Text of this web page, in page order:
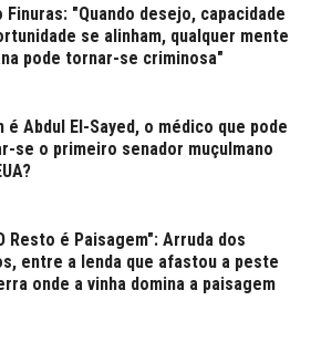
Finuras: "Quando desejo, capacidade
se alinham, qualquer mente
pode tornar-se criminosa"
é Abdul El-Sayed, o médico que pode
se o primeiro senador muçulmano
Resto é Paisagem": Arruda dos
entre a lenda que afastou a peste
onde a vinha domina a paisagem